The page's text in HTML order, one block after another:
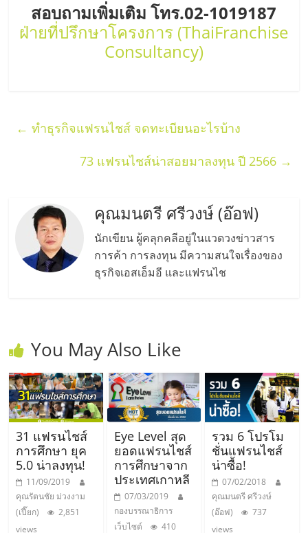
สอบถามเพิ่มเติม โทร.02-1019187
ฝ่ายที่ปรึกษาโครงการ (ThaiFranchise
Consultancy)
← ทำธุรกิจแฟรนไชส์ จดทะเบียนอะไรบ้าง
73 แฟรนไชส์น่าสอยมาลงทุน ปี 2566 →
คุณมนตรี ศรีวงษ์ (อ๊อฟ)
นักเขียน ผู้คลุกคลีอยู่ในแวดวงข่าวสาร
การค้า การลงทุน มีความสนใจเรื่องของ
ธุรกิจเอสเอ็มอี และแฟรนไช
You May Also Like
31 แฟรนไชส์
การศึกษา ยุค
5.0 น่าลงทุน!
11/09/2019
คุณรัตนชัย ม่วงงาม
(เปี๊ยก)
2,851
views
Eye Level สุด
ยอดแฟรนไชส์
การศึกษาจาก
ประเทศเกาหลี
07/03/2019
กองบรรณาธิการ
เว็บไซต์
410
รวม 6 โปรโม
ชั่นแฟรนไชส์
น่าซื้อ!
07/02/2018
คุณมนตรี ศรีวงษ์
(อ๊อฟ)
737
views